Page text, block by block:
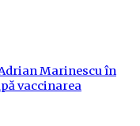
Marinescu în
vaccinarea